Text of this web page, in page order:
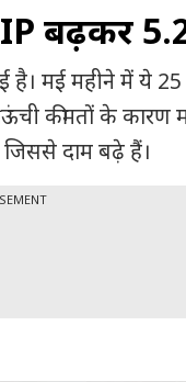
बढ़कर
मई महीने में ये
कीमतों के कारण
दाम बढ़े हैं।